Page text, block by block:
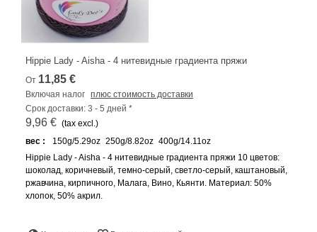
Hippie Lady - Aisha - 4 нитевидные градиента пряжи
От 11,85 €
Включая налог плюс стоимость доставки
Срок доставки: 3 - 5 дней *
9,96 € (tax excl.)
вес :
150g/5.29oz 250g/8.82oz 400g/14.11oz
Hippie Lady - Aisha - 4 нитевидные градиента пряжи 10 цветов:
шоколад, коричневый, темно-серый, светло-серый, каштановый,
ржавчина, кирпичного, Малага, Вино, Кьянти. Материал: 50%
хлопок, 50% акрил.